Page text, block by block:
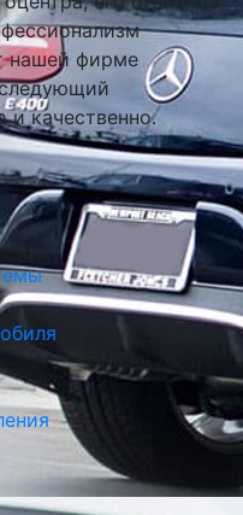
нашей фирме
качественно.